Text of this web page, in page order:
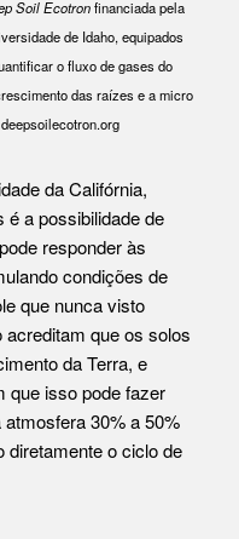
SoilEcotronfinanciada pela
de Idaho, equipados
o fluxo de gases do
das raízes e a micro
da Califórnia,
a possibilidade de
responder às
condições de
que nunca visto
que os solos
da Terra, e
que isso pode fazer
30% a 50%
diretamente o ciclo de